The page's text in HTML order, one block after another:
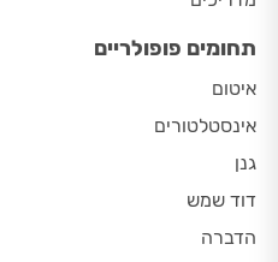
תחומים פופולריים
איטום
אינסטלטורים
גנן
דוד שמש
הדברה